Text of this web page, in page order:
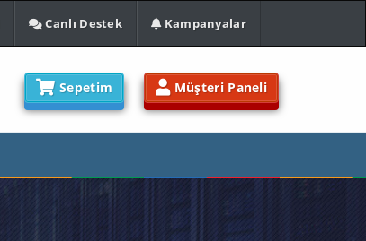
Canlı Destek Kampanyalar
Sepetim Müşteri Paneli